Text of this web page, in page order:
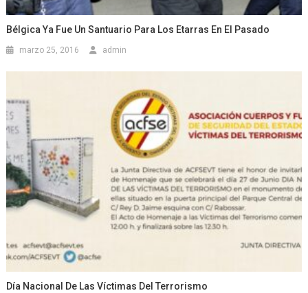
Bélgica Ya Fue Un Santuario Para Los Etarras En El Pasado
marzo 25, 2016 admin
Día Nacional De Las Víctimas Del Terrorismo